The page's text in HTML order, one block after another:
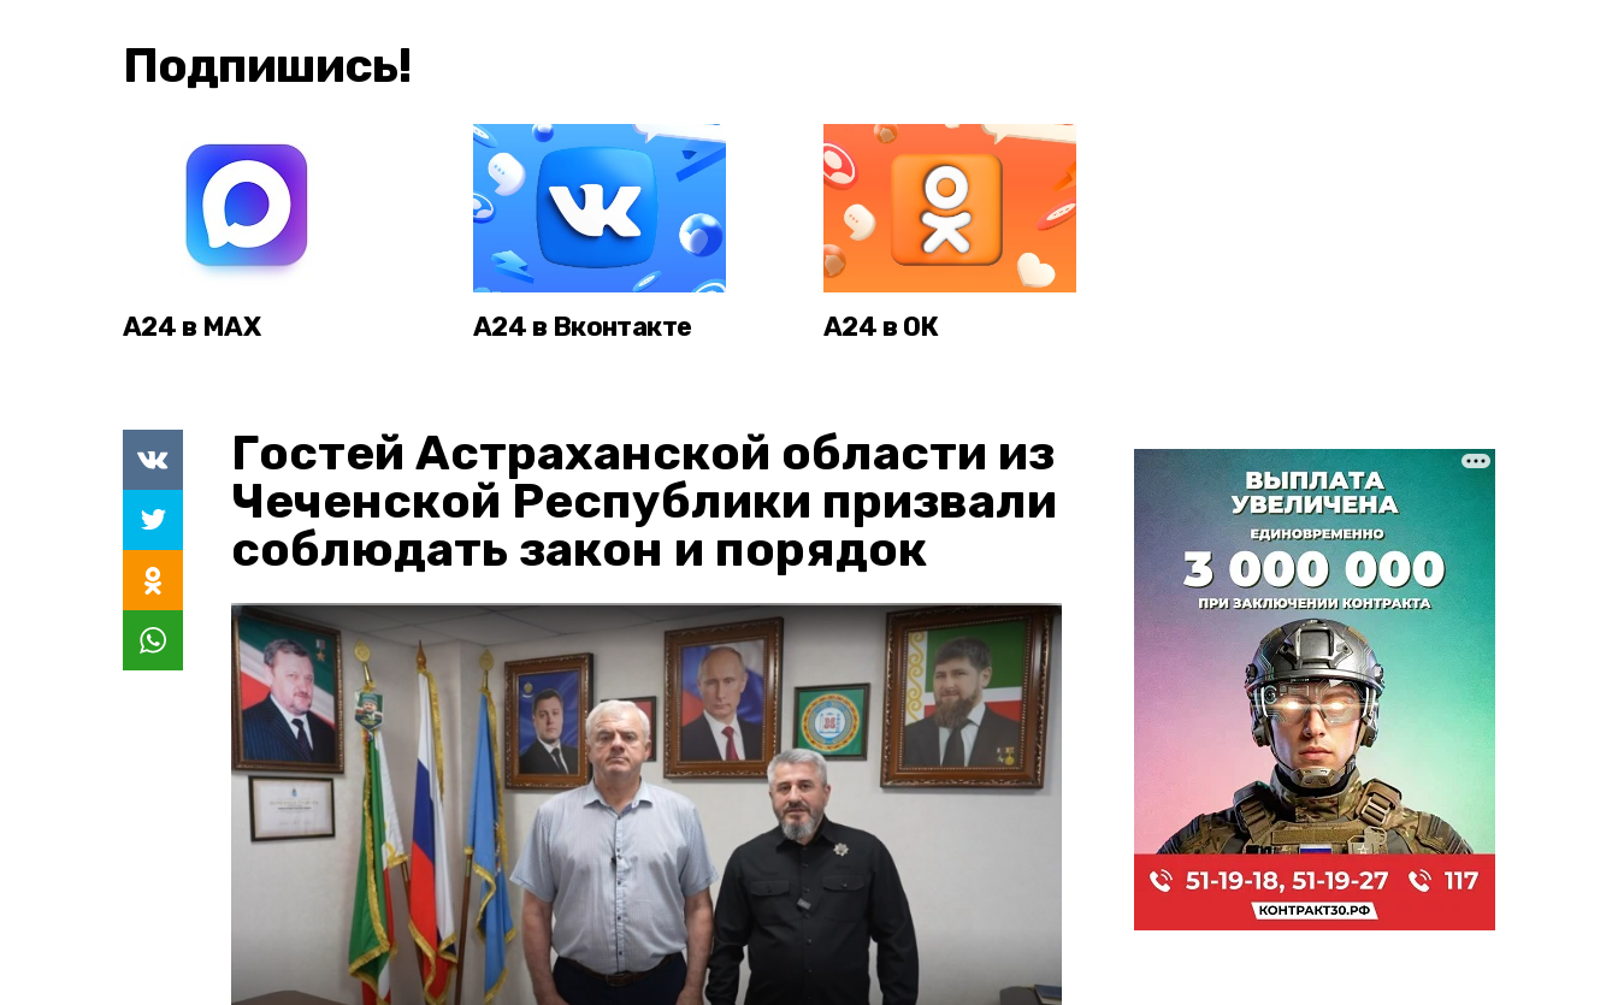
Подпишись!
А24 в MAX А24 в Вконтакте А24 в ОК
Гостей Астраханской области из
Чеченской Республики призвали
соблюдать закон и порядок